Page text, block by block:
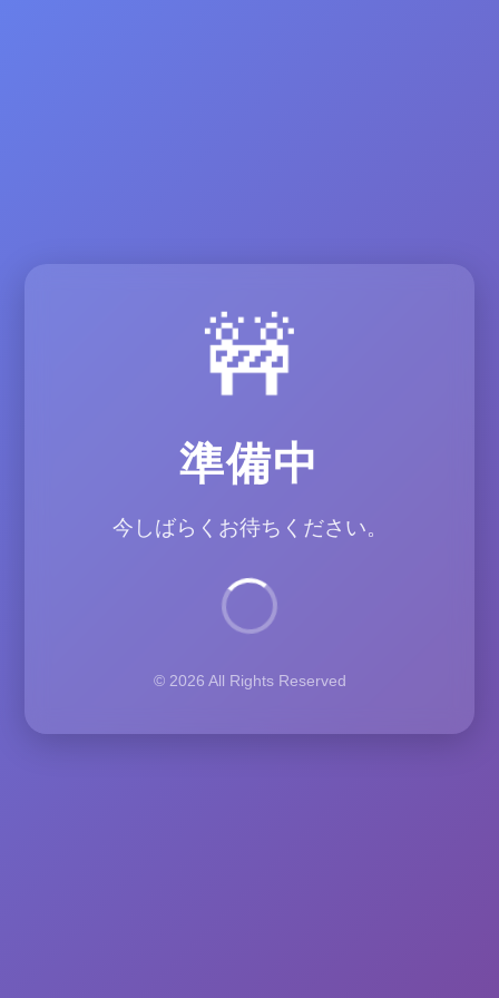
🚧
準備中
今しばらくお待ちください。
© 2026 All Rights Reserved